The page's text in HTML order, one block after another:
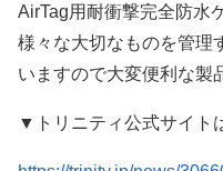
AirTag用耐衝撃完全防水
様々な大切なものを管理
いますので大変便利な製
▼トリニティ公式サイト